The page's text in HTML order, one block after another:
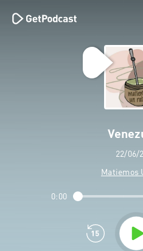
22/06/
Matiemos
0:00